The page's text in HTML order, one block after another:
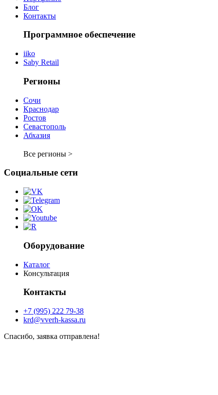
Блог
Контакты
Программное обеспечение
iiko
Saby Retail
Регионы
Сочи
Краснодар
Ростов
Севастополь
Абхазия
Все регионы >
Социальные сети
Оборудование
Каталог
Консультация
Контакты
+7 (995) 222 79-38
krd@vverh-kassa.ru
Спасибо, заявка отправлена!